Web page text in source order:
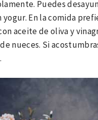
Puedes
En la comida
aceite de oliva y
nueces. Si